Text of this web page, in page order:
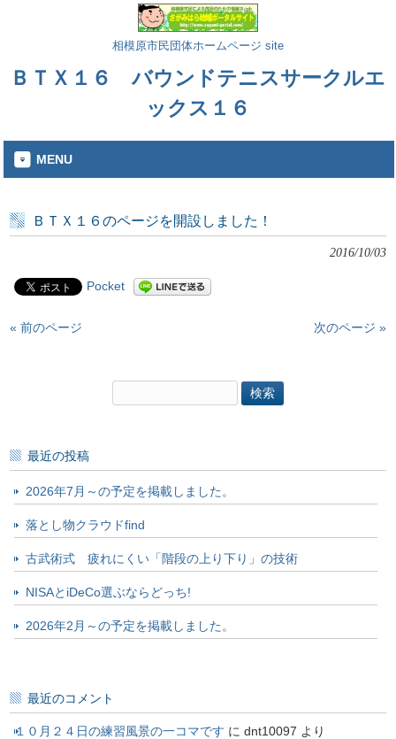
相模原市民団体ホームページ site
ＢＴＸ１６ バウンドテニスサークルエ
ックス１６
MENU
ＢＴＸ１６のページを開設しました！
2016/10/03
Pocket
« 前のページ 次のページ »
索:
最近の投稿
2026年7月～の予定を掲載しました。
落とし物クラウドfind
古武術式 疲れにくい「階段の上り下り」の技術
NISAとiDeCo選ぶならどっち!
2026年2月～の予定を掲載しました。
最近のコメント
１０月２４日の練習風景の一コマです にdnt10097 より